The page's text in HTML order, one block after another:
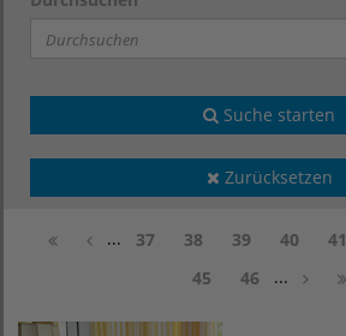
Suche starten
Zurücksetzen
... 37 38 39 40 41
45
46 ...